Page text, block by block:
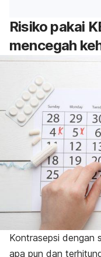
Risiko pakai
mencegah
Kontrasepsi dengan
apa pun dan